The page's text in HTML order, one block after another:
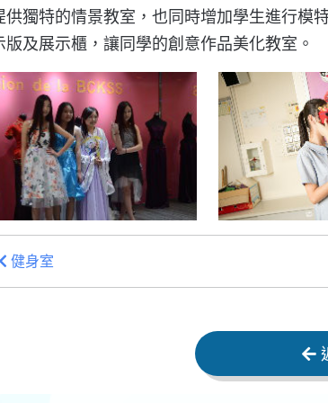
供獨特的情景教室，也同時增加學生進行模
版及展示櫃，讓同學的創意作品美化教室。
健身室